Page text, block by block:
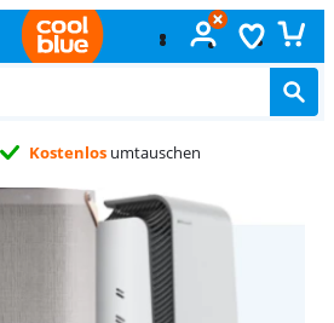
Kostenlosumtauschen